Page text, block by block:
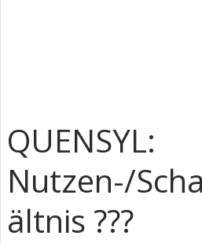
QUENSYL:
Nutzen-/
ältnis ???